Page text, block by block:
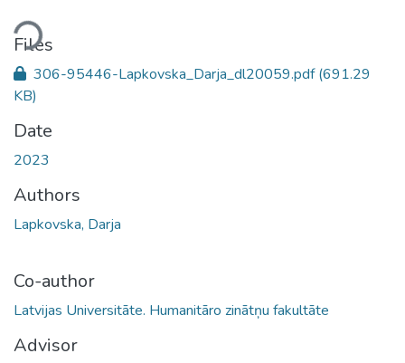
Files
306-95446-Lapkovska_Darja_dl20059.pdf(691.29
KB)
Date
2023
Authors
Lapkovska, Darja
Co-author
Latvijas Universitāte. Humanitāro zinātņu fakultāte
Advisor